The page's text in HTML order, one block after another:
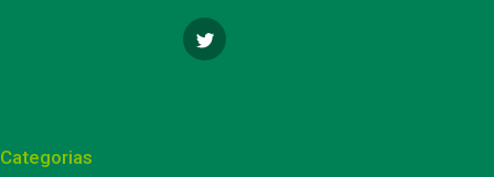
Categorias